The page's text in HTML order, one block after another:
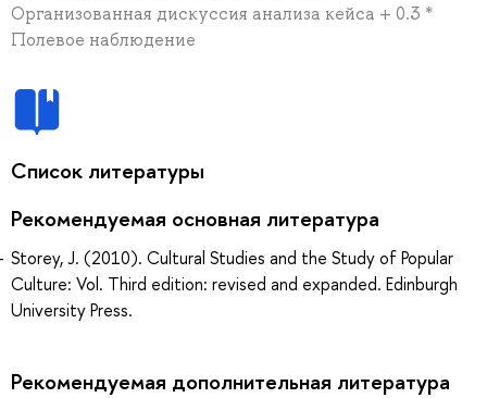
Организованная дискуссия анализа кейса + 0.3 *
Полевое наблюдение
Список литературы
Рекомендуемая основная литература
Storey, J. (2010). Cultural Studies and the Study of Popular
Culture: Vol. Third edition: revised and expanded. Edinburgh
University Press.
Рекомендуемая дополнительная литература